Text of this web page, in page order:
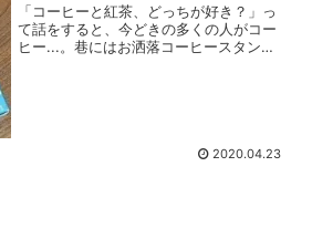
「コーヒーと紅茶、どっちが好き？」っ
て話をすると、今どきの多くの人がコー
ヒー...。巷にはお洒落コーヒースタンド
2020.04.23